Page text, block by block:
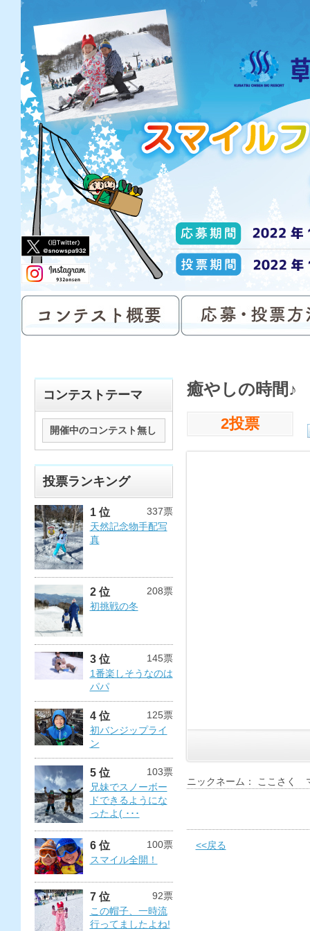
コンテストテーマ
開催中のコンテスト無し
投票ランキング
1 位
337票
天然記念物手配写
真
2 位
208票
初挑戦の冬
3 位
145票
1番楽しそうなのは
パパ
4 位
125票
初バンジップライ
ン
5 位
103票
兄妹でスノーボー
ドできるようにな
ったよ( ･･･
6 位
100票
スマイル全開！
7 位
92票
この帽子、一時流
行ってましたよね!
癒やしの時間♪
2投票
ニックネーム： ここさく
<<戻る